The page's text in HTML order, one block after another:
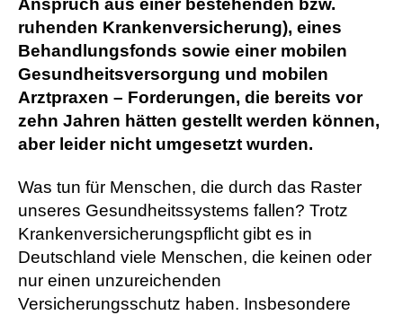
Anspruch aus einer bestehenden bzw.
ruhenden Krankenversicherung), eines
Behandlungsfonds sowie einer mobilen
Gesundheitsversorgung und mobilen
Arztpraxen – Forderungen, die bereits vor
zehn Jahren hätten gestellt werden können,
aber leider nicht umgesetzt wurden.
Was tun für Menschen, die durch das Raster
unseres Gesundheitssystems fallen? Trotz
Krankenversicherungspflicht gibt es in
Deutschland viele Menschen, die keinen oder
nur einen unzureichenden
Versicherungsschutz haben. Insbesondere